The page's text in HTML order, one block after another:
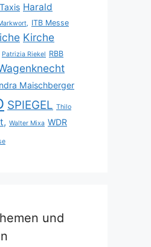
Harald
ITB Messe
Kirche
Patrizia Riekel RBB
Maischberger
SPIEGEL Thilo
Walter Mixa WDR
und